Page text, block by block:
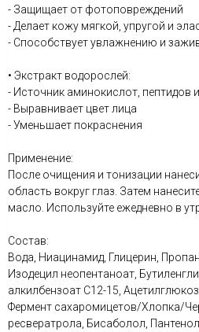
- Защищает от фотоповреждений
- Делает кожу мягкой, упругой и
- Способствует увлажнению и
• Экстракт водорослей:
- Источник аминокислот, пептидов
- Выравнивает цвет лица
- Уменьшает покраснения
Применение:
После очищения и тонизации
область вокруг глаз. Затем
масло. Используйте ежедневно в
Состав:
Вода, Ниацинамид, Глицерин,
Изодецил неопентаноат,
алкилбензоат С12-15,
Фермент сахаромицетов/Хлопка/
ресвератрола, Бисаболол,